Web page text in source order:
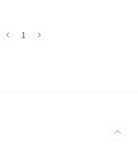
그려졌다. 이번 방송에서 전현무와 곽튜
문하려다가 실패한 곳이어서 시청자들
1